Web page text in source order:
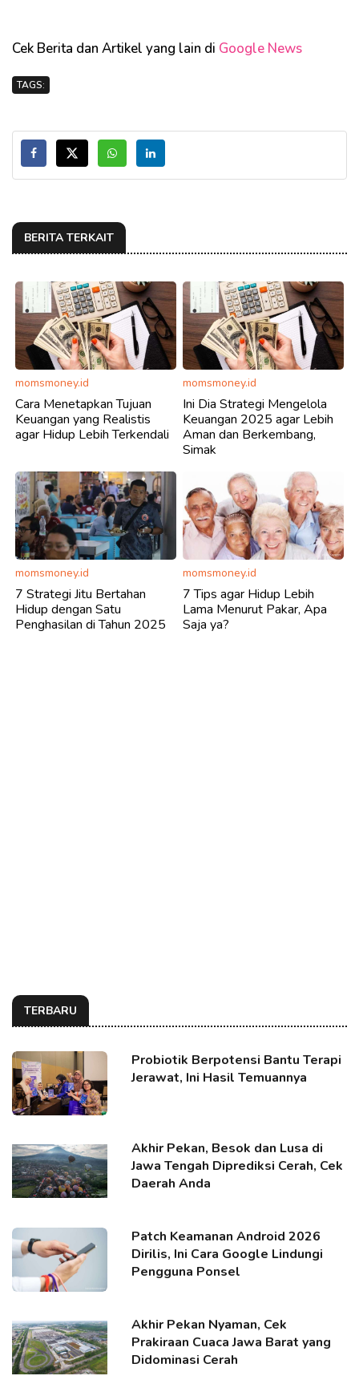
Cek Berita dan Artikel yang lain di Google News
TAGS:
BERITA TERKAIT
momsmoney.id
Cara Menetapkan Tujuan
Keuangan yang Realistis
agar Hidup Lebih Terkendali
momsmoney.id
Ini Dia Strategi Mengelola
Keuangan 2025 agar Lebih
Aman dan Berkembang,
Simak
momsmoney.id
7 Strategi Jitu Bertahan
Hidup dengan Satu
Penghasilan di Tahun 2025
momsmoney.id
7 Tips agar Hidup Lebih
Lama Menurut Pakar, Apa
Saja ya?
TERBARU
Probiotik Berpotensi Bantu Terapi
Jerawat, Ini Hasil Temuannya
Akhir Pekan, Besok dan Lusa di
Jawa Tengah Diprediksi Cerah, Cek
Daerah Anda
Patch Keamanan Android 2026
Dirilis, Ini Cara Google Lindungi
Pengguna Ponsel
Akhir Pekan Nyaman, Cek
Prakiraan Cuaca Jawa Barat yang
Didominasi Cerah